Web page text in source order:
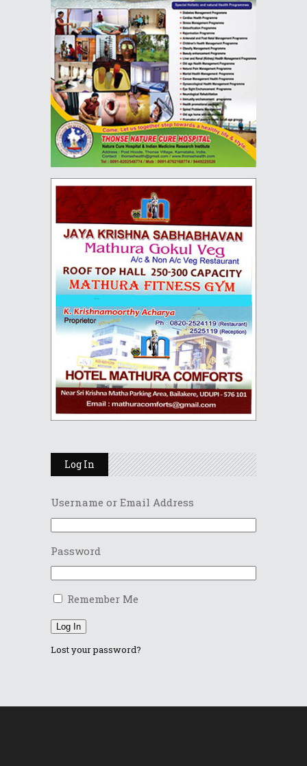
Log In
Username or Email Address
Password
Remember Me
Log In
Lost your password?